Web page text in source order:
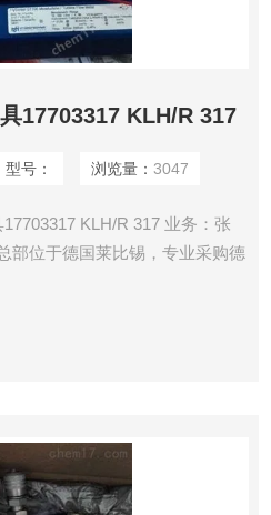
17703317 KLH/R 317
型号： 浏览量： 3047
KLH/R 317 业务：张
部位于德国莱比锡，专业采购德
为100%原装正品，每个订单均
关出具的报关单，德国商会出具